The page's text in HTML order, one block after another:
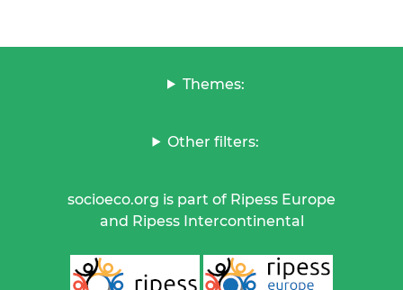
Themes:
Other filters:
socioeco.org is part of Ripess Europe
and Ripess Intercontinental